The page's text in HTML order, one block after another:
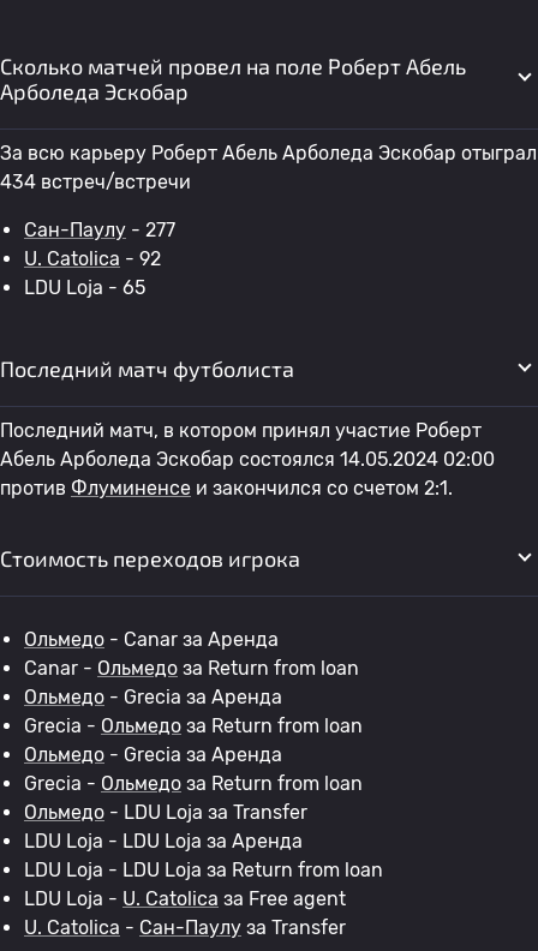
Сколько матчей провел на поле Роберт Абель
Арболеда Эскобар
За всю карьеру Роберт Абель Арболеда Эскобар отыграл
434 встреч/встречи
Сан-Паулу - 277
U. Catolica - 92
LDU Loja - 65
Последний матч футболиста
Последний матч, в котором принял участие Роберт
Абель Арболеда Эскобар состоялся 14.05.2024 02:00
против Флуминенсе и закончился со счетом 2:1.
Стоимость переходов игрока
Ольмедо - Canar за Аренда
Canar - Ольмедо за Return from loan
Ольмедо - Grecia за Аренда
Grecia - Ольмедо за Return from loan
Ольмедо - Grecia за Аренда
Grecia - Ольмедо за Return from loan
Ольмедо - LDU Loja за Transfer
LDU Loja - LDU Loja за Аренда
LDU Loja - LDU Loja за Return from loan
LDU Loja - U. Catolica за Free agent
U. Catolica - Сан-Паулу за Transfer